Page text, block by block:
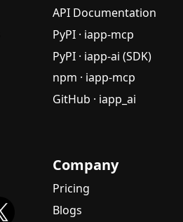
API Documentation
PyPI · iapp-mcp
PyPI · iapp-ai (SDK)
npm · iapp-mcp
GitHub · iapp_ai
Company
Pricing
Blogs